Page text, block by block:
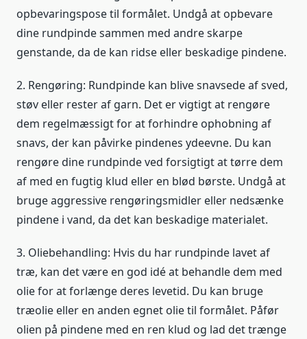
opbevaringspose til formålet. Undgå at opbevare
dine rundpinde sammen med andre skarpe
genstande, da de kan ridse eller beskadige pindene.
2. Rengøring: Rundpinde kan blive snavsede af sved,
støv eller rester af garn. Det er vigtigt at rengøre
dem regelmæssigt for at forhindre ophobning af
snavs, der kan påvirke pindenes ydeevne. Du kan
rengøre dine rundpinde ved forsigtigt at tørre dem
af med en fugtig klud eller en blød børste. Undgå at
bruge aggressive rengøringsmidler eller nedsænke
pindene i vand, da det kan beskadige materialet.
3. Oliebehandling: Hvis du har rundpinde lavet af
træ, kan det være en god idé at behandle dem med
olie for at forlænge deres levetid. Du kan bruge
træolie eller en anden egnet olie til formålet. Påfør
olien på pindene med en ren klud og lad det trænge